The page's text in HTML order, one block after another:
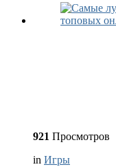
921 Просмотров
in Игры